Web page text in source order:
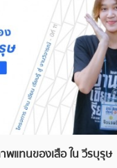
แทนของเสือ ใน วีรบุรุษ